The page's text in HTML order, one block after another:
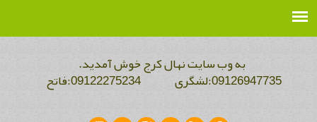
به وب سایت نهال کرج خوش آمدید.